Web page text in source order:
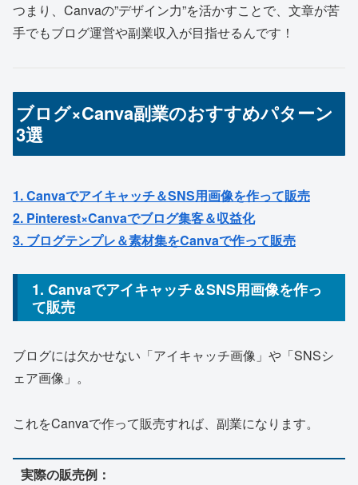
つまり、Canvaの”デザイン力”を活かすことで、文章が苦
手でもブログ運営や副業収入が目指せるんです！
ブログ×Canva副業のおすすめパターン
3選
1. Canvaでアイキャッチ＆SNS用画像を作って販売
2. Pinterest×Canvaでブログ集客＆収益化
3. ブログテンプレ＆素材集をCanvaで作って販売
1. Canvaでアイキャッチ＆SNS用画像を作っ
て販売
ブログには欠かせない「アイキャッチ画像」や「SNSシ
ェア画像」。
これをCanvaで作って販売すれば、副業になります。
実際の販売例：